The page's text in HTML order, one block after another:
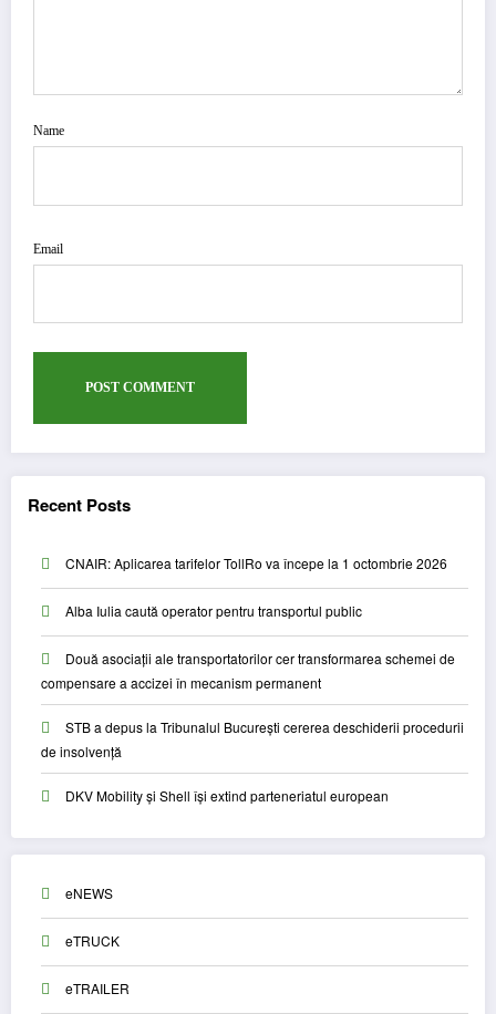
Name
Email
Recent Posts
CNAIR: Aplicarea tarifelor TollRo va începe la 1 octombrie 2026
Alba Iulia caută operator pentru transportul public
Două asociații ale transportatorilor cer transformarea schemei de
compensare a accizei în mecanism permanent
STB a depus la Tribunalul București cererea deschiderii procedurii
de insolvență
DKV Mobility și Shell își extind parteneriatul european
eNEWS
eTRUCK
eTRAILER